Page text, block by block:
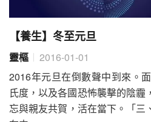
【養生】冬至元旦
靈樞
2016-01-01
2016年元旦在倒數聲中到來。
氏度，以及各國恐怖襲擊的陰霾
忘與親友共賀，活在當下。「